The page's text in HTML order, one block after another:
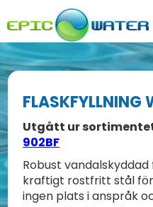
FLASKFYLLNING
Utgått ur
902BF
Robust
kraftigt rostfritt stål för
ingen plats i anspråk